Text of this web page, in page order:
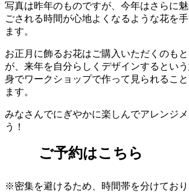
写真は昨年のものですが、今年はさらに
ごされる時間が心地よくなるような花を
ます。
お正月に飾るお花はご購入いただくのも
が、来年を自分らしくデザインするとい
身でワークショップで作って見られるこ
ます。
みなさんでにぎやかに楽しんでアレンジ
う！
ご予約はこちら
※密集を避けるため、時間帯を分けてお